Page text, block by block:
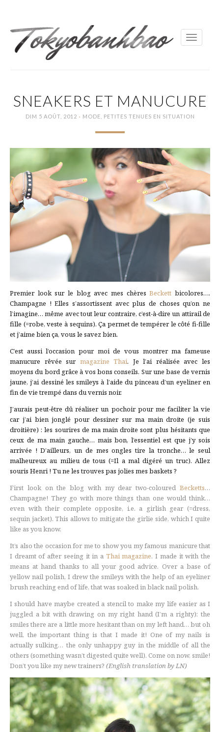
Toggle
SNEAKERS ET MANUCURE
DIM 5 AOÛT, 2012 · MODE PETITES TENUES EN SITUATION
Premier look sur le blog avec mes chèresBeckettbicolores….
Champagne ! Elles s’assortissent avec plus de choses qu’on ne
l’imagine… même avec tout leur contraire, c’est-à-dire un attirail de
fille (=robe, veste à sequins). Ça permet de tempérer le côté fi-fille
et j’aime bien ça, vous le savez bien.
C’est aussi l’occasion pour moi de vous montrer ma fameuse
manucure rêvée sur magazine Thai. Je l’ai réalisée avec les
moyens du bord grâce à vos bons conseils. Sur une base de vernis
jaune, j’ai dessiné les smileys à l’aide du pinceau d’un eyeliner en
fin de vie trempé dans du vernis noir.
J’aurais peut-être dû réaliser un pochoir pour me faciliter la vie
car j’ai bien jonglé pour dessiner sur ma main droite (je suis
droitière) : les sourires de ma main droite sont plus hésitants que
ceux de ma main gauche… mais bon, l’essentiel est que j’y sois
arrivée ! D’ailleurs, un de mes ongles tire la tronche… le seul
malheureux au milieu de tous (=Il a mal digéré un truc). Allez
souris Henri ! Tu ne les trouves pas jolies mes baskets ?
First look on the blog with my dear two-coloured Becketts…
Champagne! They go with more things than one would think…
even with their complete opposite, i.e. a girlish gear (=dress,
sequin jacket). This allows to mitigate the girlie side, which I quite
like as you know.
It’s also the occasion for me to show you my famous manicure that
I dreamt of after seeing it in a Thai magazine. I made it with the
means at hand thanks to all your good advice. Over a base of
yellow nail polish, I drew the smileys with the help of an eyeliner
brush reaching end of life, that was soaked in black nail polish.
I should have maybe created a stencil to make my life easier as I
juggled a bit with drawing on my right hand (I’m a righty): the
smiles there are a little more hesitant than on my left hand… but oh
well, the important thing is that I made it! One of my nails is
actually sulking… the only unhappy guy in the middle of all the
others (something wasn’t digested quite well). Come on now, smile!
Don’t you like my new trainers? (English translation by LN)